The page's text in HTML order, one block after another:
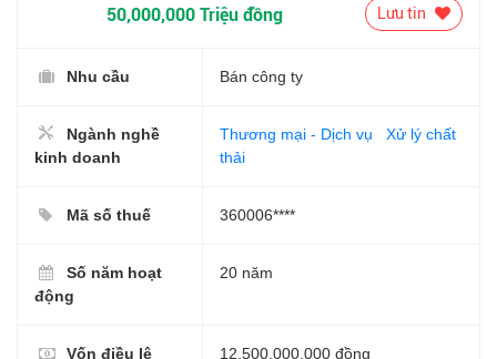
50,000,000 Triệu đồng Lưu tin
Nhu cầu Bán công ty
Ngành nghề
kinh doanh
Thương mại - Dịch vụ
Xử lý chất
thải
Mã số thuế 360006****
Số năm hoạt
động
20 năm
Vốn điều lệ 12,500,000,000 đồng